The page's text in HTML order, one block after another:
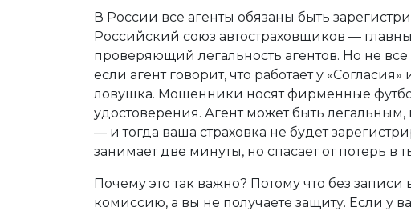
В России все агенты обязаны быть
Российский союз автостраховщиков —
проверяющий легальность агентов. Но не
если агент говорит, что работает у
ловушка. Мошенники носят фирменные
удостоверения. Агент может быть
— и тогда ваша страховка не будет
занимает две минуты, но спасает от потерь в
Почему это так важно? Потому что без записи
комиссию, а вы не получаете защиту. Если у